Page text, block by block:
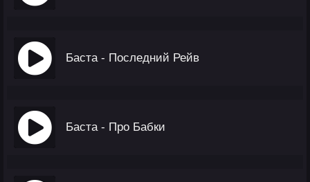
Баста - Последний Рейв
Баста - Про Бабки